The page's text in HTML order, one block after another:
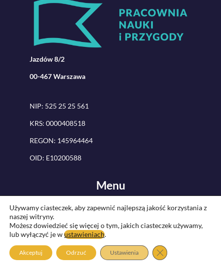
Jazdów 8/2
00-467 Warszawa
NIP: 525 25 25 561
KRS: 0000408518
REGON: 145964464
OID: E10200588
Menu
Menu
F
a
c
I
n
Y
o
u
L
n
Używamy ciasteczek, aby zapewnić najlepszą jakość korzystania z
naszej witryny.
Możesz dowiedzieć się więcej o tym, jakich ciasteczek używamy,
lub wyłączyć je wustawieniach.
Akceptuj Odrzuć Ustawienia Zamknij panel